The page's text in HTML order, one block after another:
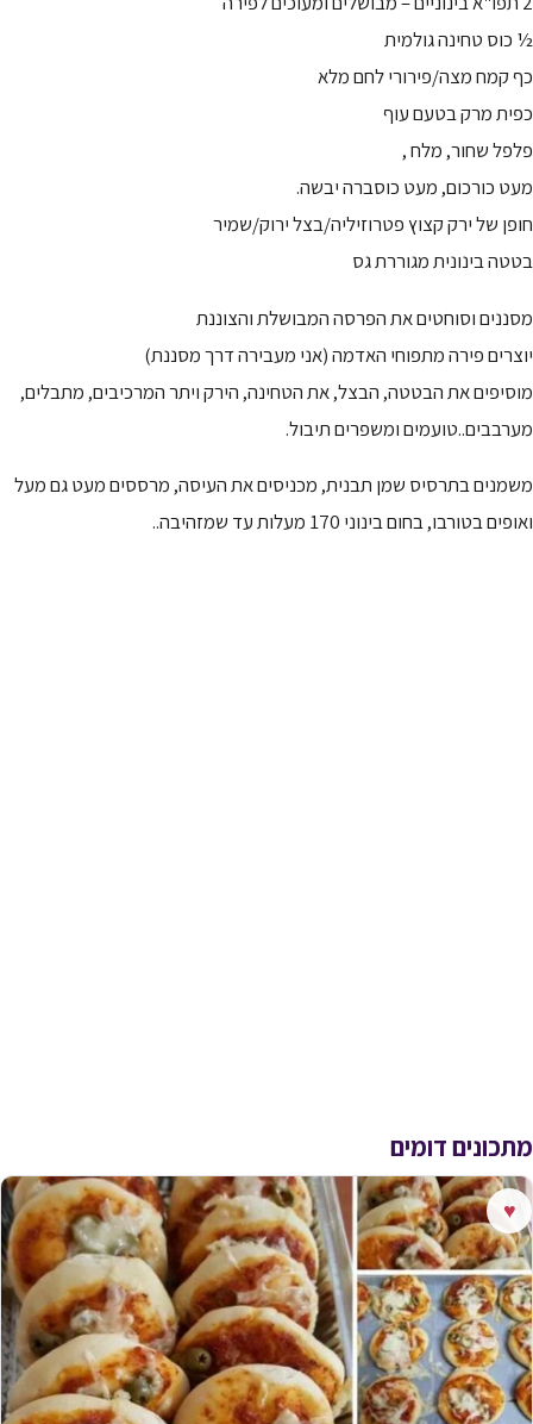
½ כוס טחינה גולמית
כף קמח מצה/פירורי לחם מלא
כפית מרק בטעם עוף
פלפל שחור, מלח ,
מעט כורכום, מעט כוסברה יבשה.
חופן של ירק קצוץ פטרוזיליה/בצל ירוק/שמיר
בטטה בינונית מגוררת גס
מסננים וסוחטים את הפרסה המבושלת והצוננת
יוצרים פירה מתפוחי האדמה (אני מעבירה דרך מסננת)
מוסיפים את הבטטה, הבצל, את הטחינה, הירק ויתר המרכיבים, מתבלים,
מערבבים..טועמים ומשפרים תיבול.
משמנים בתרסיס שמן תבנית, מכניסים את העיסה, מרססים מעט גם מעל
ואופים בטורבו, בחום בינוני 170 מעלות עד שמזהיבה..
מתכונים דומים
♥